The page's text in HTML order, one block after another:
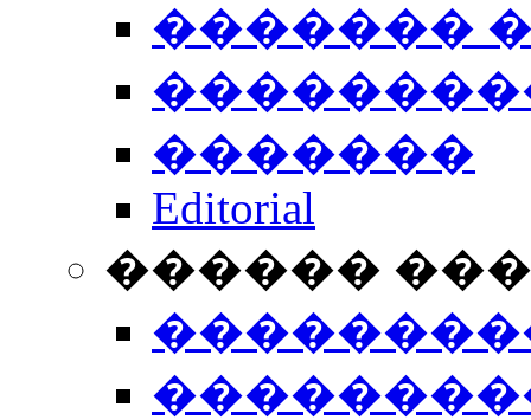
�������
�������
Editorial
������